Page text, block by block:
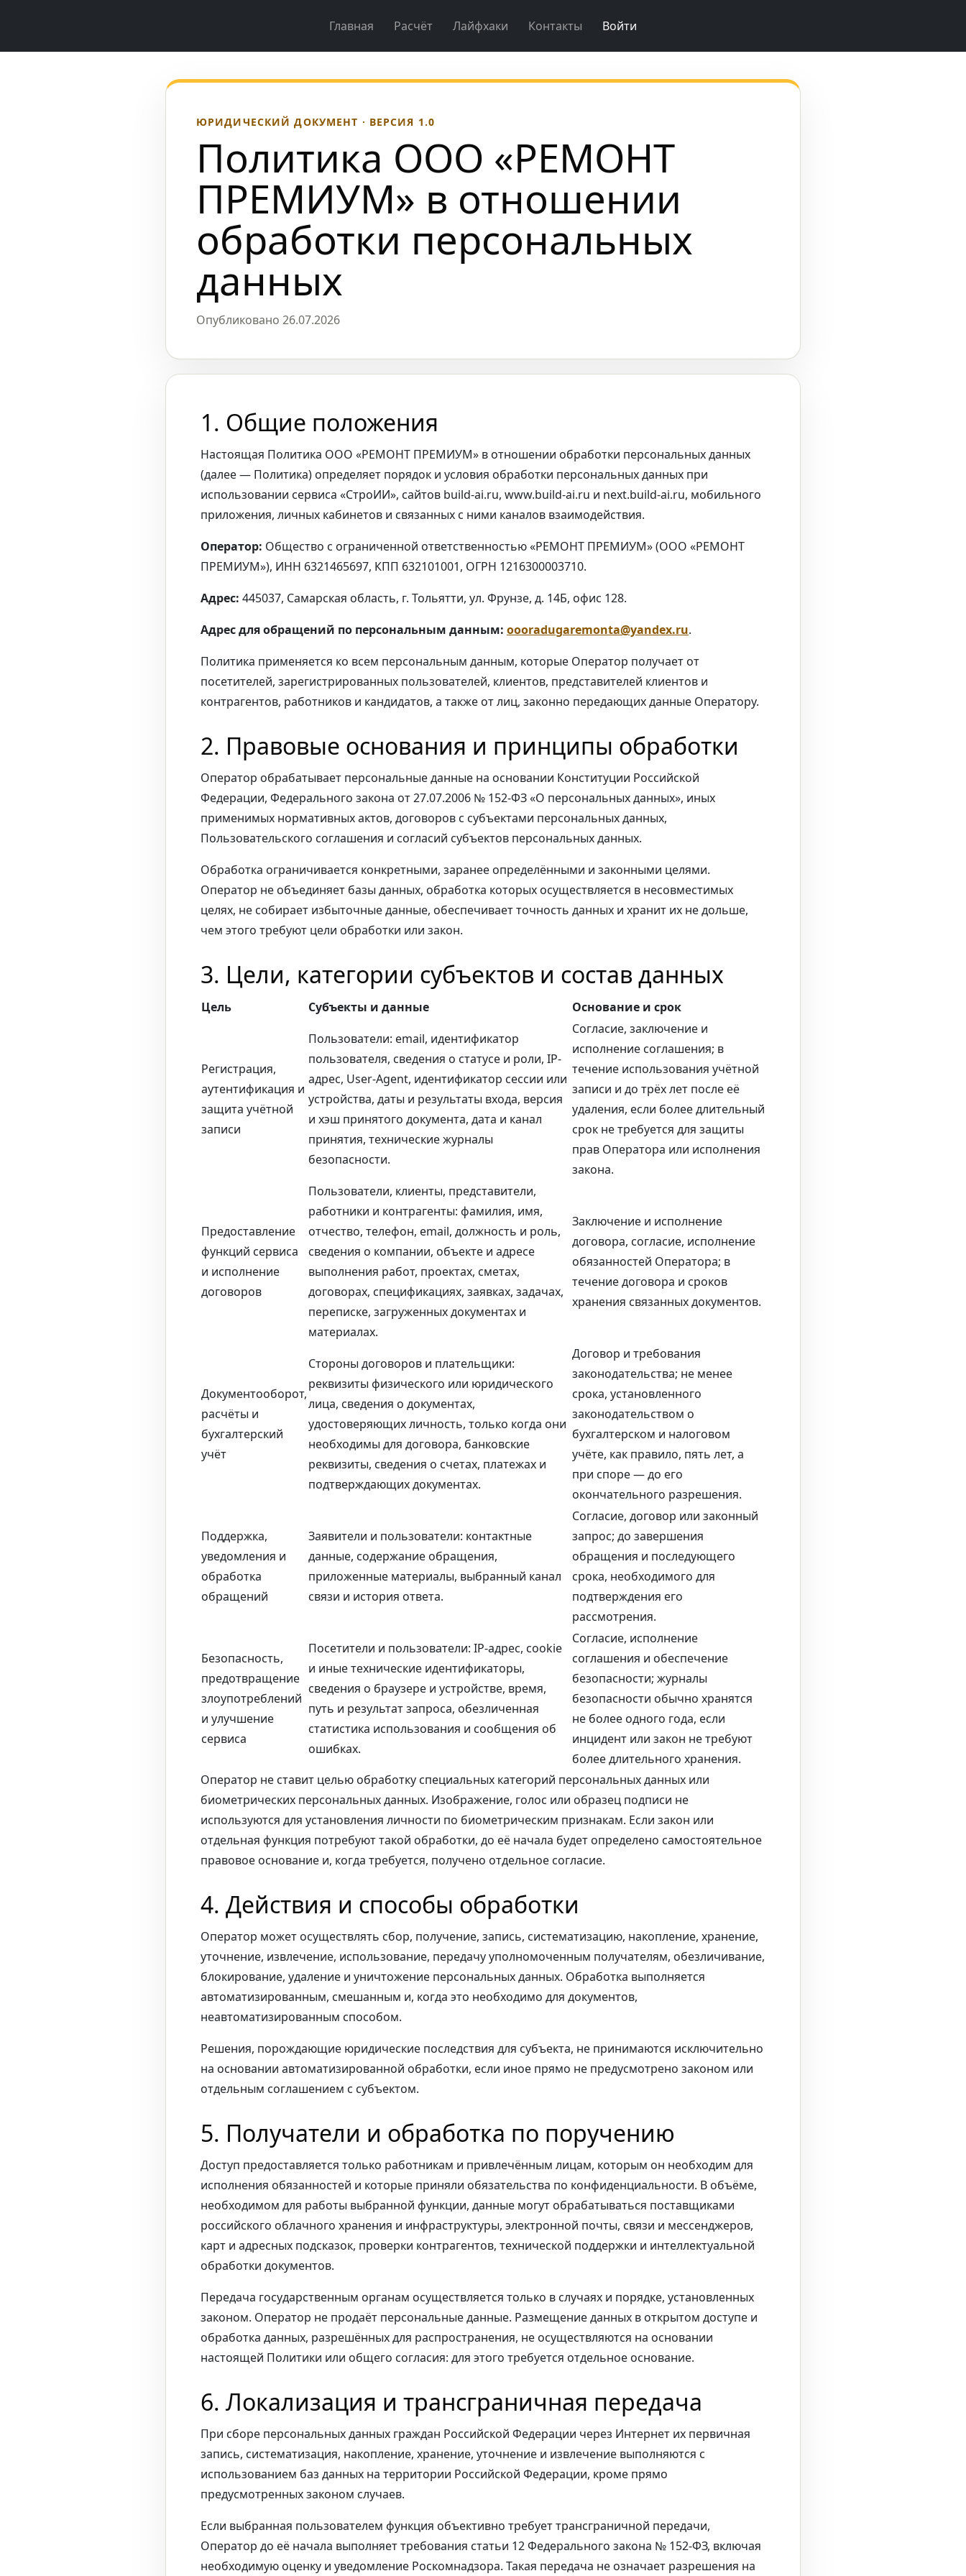
Главная Расчёт Лайфхаки Контакты Войти
ЮРИДИЧЕСКИЙ ДОКУМЕНТ · ВЕРСИЯ 1.0
Политика ООО «РЕМОНТ
ПРЕМИУМ» в отношении
обработки персональных
данных
Опубликовано 26.07.2026
1. Общие положения
Настоящая Политика ООО «РЕМОНТ ПРЕМИУМ» в отношении обработки персональных данных
(далее — Политика) определяет порядок и условия обработки персональных данных при
использовании сервиса «СтроИИ», сайтов build-ai.ru, www.build-ai.ru и next.build-ai.ru, мобильного
приложения, личных кабинетов и связанных с ними каналов взаимодействия.
Оператор: Общество с ограниченной ответственностью «РЕМОНТ ПРЕМИУМ» (ООО «РЕМОНТ
ПРЕМИУМ»), ИНН 6321465697, КПП 632101001, ОГРН 1216300003710.
Адрес: 445037, Самарская область, г. Тольятти, ул. Фрунзе, д. 14Б, офис 128.
Адрес для обращений по персональным данным: oooradugaremonta@yandex.ru.
Политика применяется ко всем персональным данным, которые Оператор получает от
посетителей, зарегистрированных пользователей, клиентов, представителей клиентов и
контрагентов, работников и кандидатов, а также от лиц, законно передающих данные Оператору.
2. Правовые основания и принципы обработки
Оператор обрабатывает персональные данные на основании Конституции Российской
Федерации, Федерального закона от 27.07.2006 № 152-ФЗ «О персональных данных», иных
применимых нормативных актов, договоров с субъектами персональных данных,
Пользовательского соглашения и согласий субъектов персональных данных.
Обработка ограничивается конкретными, заранее определёнными и законными целями.
Оператор не объединяет базы данных, обработка которых осуществляется в несовместимых
целях, не собирает избыточные данные, обеспечивает точность данных и хранит их не дольше,
чем этого требуют цели обработки или закон.
3. Цели, категории субъектов и состав данных
Цель Субъекты и данные Основание и срок
Регистрация,
аутентификация и
защита учётной
записи
Пользователи: email, идентификатор
пользователя, сведения о статусе и роли, IP-
адрес, User-Agent, идентификатор сессии или
устройства, даты и результаты входа, версия
и хэш принятого документа, дата и канал
принятия, технические журналы
безопасности.
Согласие, заключение и
исполнение соглашения; в
течение использования учётной
записи и до трёх лет после её
удаления, если более длительный
срок не требуется для защиты
прав Оператора или исполнения
закона.
Предоставление
функций сервиса
и исполнение
договоров
Пользователи, клиенты, представители,
работники и контрагенты: фамилия, имя,
отчество, телефон, email, должность и роль,
сведения о компании, объекте и адресе
выполнения работ, проектах, сметах,
договорах, спецификациях, заявках, задачах,
переписке, загруженных документах и
материалах.
Заключение и исполнение
договора, согласие, исполнение
обязанностей Оператора; в
течение договора и сроков
хранения связанных документов.
Документооборот,
расчёты и
бухгалтерский
учёт
Стороны договоров и плательщики:
реквизиты физического или юридического
лица, сведения о документах,
удостоверяющих личность, только когда они
необходимы для договора, банковские
реквизиты, сведения о счетах, платежах и
подтверждающих документах.
Договор и требования
законодательства; не менее
срока, установленного
законодательством о
бухгалтерском и налоговом
учёте, как правило, пять лет, а
при споре — до его
окончательного разрешения.
Поддержка,
уведомления и
обработка
обращений
Заявители и пользователи: контактные
данные, содержание обращения,
приложенные материалы, выбранный канал
связи и история ответа.
Согласие, договор или законный
запрос; до завершения
обращения и последующего
срока, необходимого для
подтверждения его
рассмотрения.
Безопасность,
предотвращение
злоупотреблений
и улучшение
сервиса
Посетители и пользователи: IP-адрес, cookie
и иные технические идентификаторы,
сведения о браузере и устройстве, время,
путь и результат запроса, обезличенная
статистика использования и сообщения об
ошибках.
Согласие, исполнение
соглашения и обеспечение
безопасности; журналы
безопасности обычно хранятся
не более одного года, если
инцидент или закон не требуют
более длительного хранения.
Оператор не ставит целью обработку специальных категорий персональных данных или
биометрических персональных данных. Изображение, голос или образец подписи не
используются для установления личности по биометрическим признакам. Если закон или
отдельная функция потребуют такой обработки, до её начала будет определено самостоятельное
правовое основание и, когда требуется, получено отдельное согласие.
4. Действия и способы обработки
Оператор может осуществлять сбор, получение, запись, систематизацию, накопление, хранение,
уточнение, извлечение, использование, передачу уполномоченным получателям, обезличивание,
блокирование, удаление и уничтожение персональных данных. Обработка выполняется
автоматизированным, смешанным и, когда это необходимо для документов,
неавтоматизированным способом.
Решения, порождающие юридические последствия для субъекта, не принимаются исключительно
на основании автоматизированной обработки, если иное прямо не предусмотрено законом или
отдельным соглашением с субъектом.
5. Получатели и обработка по поручению
Доступ предоставляется только работникам и привлечённым лицам, которым он необходим для
исполнения обязанностей и которые приняли обязательства по конфиденциальности. В объёме,
необходимом для работы выбранной функции, данные могут обрабатываться поставщиками
российского облачного хранения и инфраструктуры, электронной почты, связи и мессенджеров,
карт и адресных подсказок, проверки контрагентов, технической поддержки и интеллектуальной
обработки документов.
Передача государственным органам осуществляется только в случаях и порядке, установленных
законом. Оператор не продаёт персональные данные. Размещение данных в открытом доступе и
обработка данных, разрешённых для распространения, не осуществляются на основании
настоящей Политики или общего согласия: для этого требуется отдельное основание.
6. Локализация и трансграничная передача
При сборе персональных данных граждан Российской Федерации через Интернет их первичная
запись, систематизация, накопление, хранение, уточнение и извлечение выполняются с
использованием баз данных на территории Российской Федерации, кроме прямо
предусмотренных законом случаев.
Если выбранная пользователем функция объективно требует трансграничной передачи,
Оператор до её начала выполняет требования статьи 12 Федерального закона № 152-ФЗ, включая
необходимую оценку и уведомление Роскомнадзора. Такая передача не означает разрешения на